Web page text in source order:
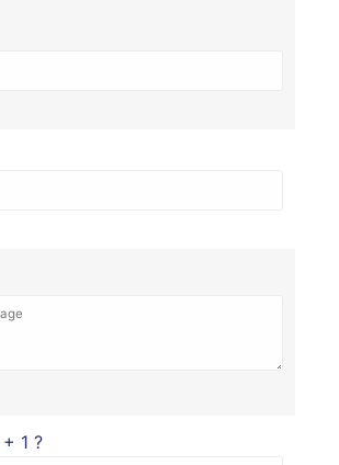
1 ?